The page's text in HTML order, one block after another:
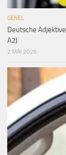
GENEL
Deutsche
A2)
2 MAI 2026